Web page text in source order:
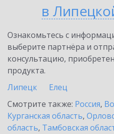
в
Ознакомьтесь с
выберите партнёра и
консультацию,
продукта.
Липецк
Елец
Смотрите также: Россия,
Курганская область,
область, Тамбовская